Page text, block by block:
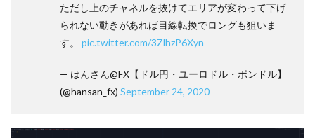
ただし上のチャネルを抜けてエリアが変わって下げ
られない動きがあれば目線転換でロングも狙いま
す。 pic.twitter.com/3ZlhzP6Xyn
— はんさん@FX【ドル円・ユーロドル・ポンドル】
(@hansan_fx) September 24, 2020